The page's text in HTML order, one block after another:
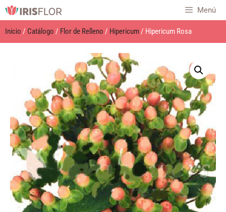
Menú
Inicio / Catálogo / Flor de Relleno / Hipericum/ Hipericum Rosa